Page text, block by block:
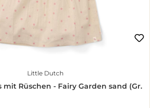
Little Dutch
mit Rüschen - Fairy Garden sand (Gr.